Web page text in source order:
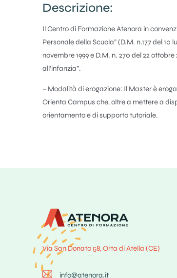
Descrizione:
Il Centro di Formazione Atenora in
Personale della Scuola” (D.M. n.177 del
novembre 1999 e D.M. n. 270 del 22
all’infanzia”.
– Modalità di erogazione: Il Master è
Orienta Campus che, oltre a mettere a
orientamento e di supporto tutoriale.
Via San Donato 58, Orta di Atella (CE)
info@atenora.it